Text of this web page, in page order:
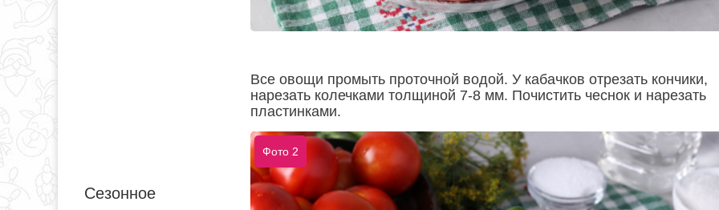
Сезонное
Все овощи промыть проточной водой. У кабачков отрезать кончики,
нарезать колечками толщиной 7-8 мм. Почистить чеснок и нарезать
пластинками.
Фото 2